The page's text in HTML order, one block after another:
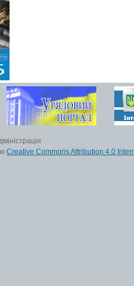
Creative Commons Attribution 4.0